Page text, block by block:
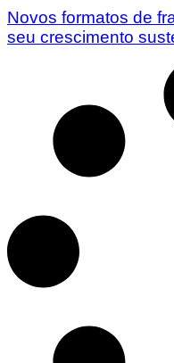
Novos formatos de
seu crescimento